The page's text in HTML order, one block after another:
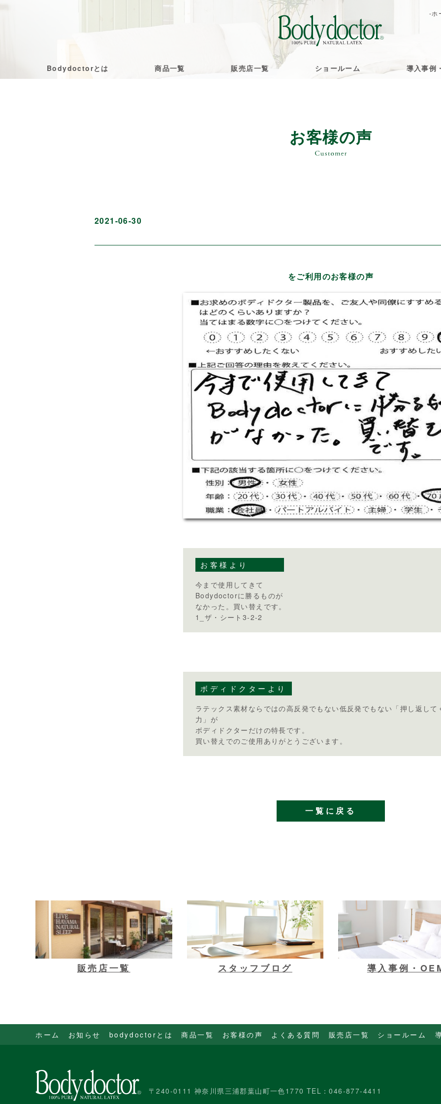
Bodydoctorとは 商品一覧 販売店一覧 ショールーム 導入事例
-ホ
お客様の声
2021-06-30
をご利用のお客様の声
お客様より
今まで使用してきて
Bodydoctorに勝るものが
なかった。買い替えです。
1_ザ・シート3-2-2
ボディドクターより
ラテックス素材ならではの高反発でもない低反発でもない「押し返して
力」が
ボディドクターだけの特長です。
買い替えでのご使用ありがとうございます。
一覧に戻る
販売店一覧 スタッフブログ 導入事例・
ホーム お知らせ bodydoctorとは 商品一覧 お客様の声 よくある質問 販売店一覧 ショールーム
〒240-0111 神奈川県三浦郡葉山町一色1770 TEL：046-877-4411